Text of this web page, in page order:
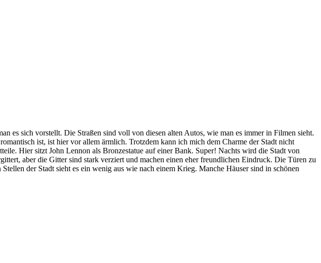
es sich vorstellt. Die Straßen sind voll von diesen alten Autos, wie man es immer in Filmen sieht.
ist, ist hier vor allem ärmlich. Trotzdem kann ich mich dem Charme der Stadt nicht
Hier sitzt John Lennon als Bronzestatue auf einer Bank. Super! Nachts wird die Stadt von
aber die Gitter sind stark verziert und machen einen eher freundlichen Eindruck. Die Türen zu
der Stadt sieht es ein wenig aus wie nach einem Krieg. Manche Häuser sind in schönen